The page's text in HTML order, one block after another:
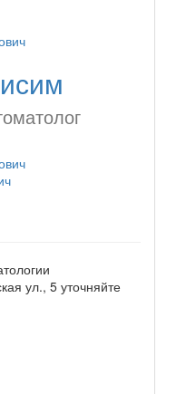
ул., 5 уточняйте